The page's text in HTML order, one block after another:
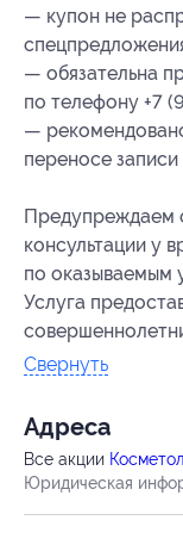
— купон не
— обязательна
по телефону +7
—
переносе записи
Предупреждаем
консультации у
по оказываемым
Услуга
Свернуть
Адресa
Все акции
Юридическая